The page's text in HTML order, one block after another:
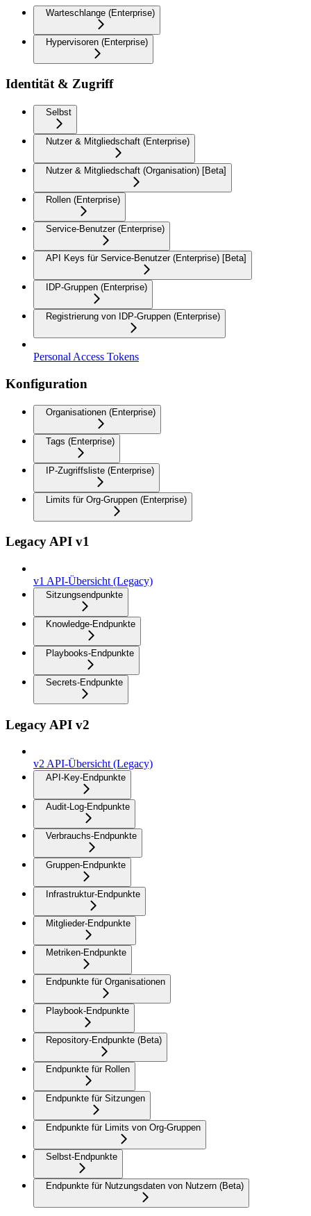
Warteschlange (Enterprise)
Hypervisoren (Enterprise)
Identität & Zugriff
Selbst
Nutzer & Mitgliedschaft (Enterprise)
Nutzer & Mitgliedschaft (Organisation) [Beta]
Rollen (Enterprise)
Service-Benutzer (Enterprise)
API Keys für Service-Benutzer (Enterprise) [Beta]
IDP-Gruppen (Enterprise)
Registrierung von IDP-Gruppen (Enterprise)
Personal Access Tokens
Konfiguration
Organisationen (Enterprise)
Tags (Enterprise)
IP-Zugriffsliste (Enterprise)
Limits für Org-Gruppen (Enterprise)
Legacy API v1
v1 API-Übersicht (Legacy)
Sitzungsendpunkte
Knowledge-Endpunkte
Playbooks-Endpunkte
Secrets-Endpunkte
Legacy API v2
v2 API-Übersicht (Legacy)
API-Key-Endpunkte
Audit-Log-Endpunkte
Verbrauchs-Endpunkte
Gruppen-Endpunkte
Infrastruktur-Endpunkte
Mitglieder-Endpunkte
Metriken-Endpunkte
Endpunkte für Organisationen
Playbook-Endpunkte
Repository-Endpunkte (Beta)
Endpunkte für Rollen
Endpunkte für Sitzungen
Endpunkte für Limits von Org-Gruppen
Selbst-Endpunkte
Endpunkte für Nutzungsdaten von Nutzern (Beta)